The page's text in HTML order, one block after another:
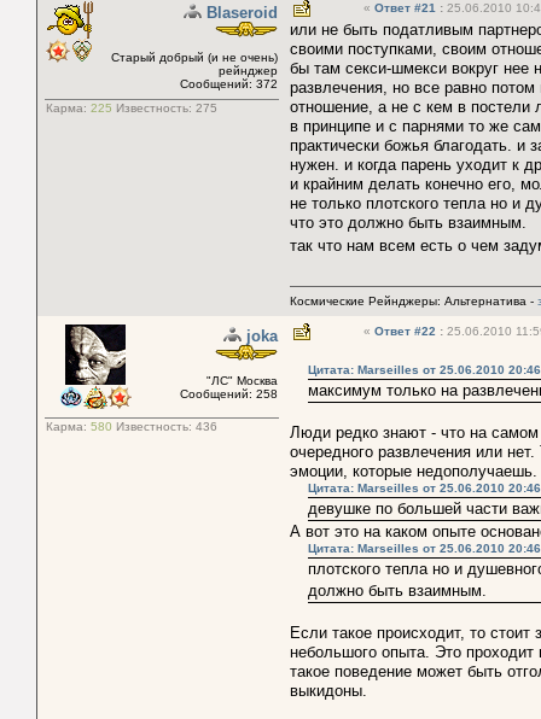
Blaseroid
Старый добрый (и не очень)
рейнджер
Сообщений: 372
Карма: 225 Известность: 275
« Ответ #21 : 25.06.2010
или не быть податливым
своими поступками, своим
бы там секси-шмекси вокруг нее
развлечения, но все равно
отношение, а не с кем в постели
в принципе и с парнями то же
практически божья благодать. и
нужен. и когда парень уходит к
и крайним делать конечно его,
не только плотского тепла но и
что это должно быть взаимным.
так что нам всем есть о чем
Космические Рейнджеры: Альтернатива -
joka
"ЛС" Москва
Сообщений: 258
Карма: 580 Известность: 436
« Ответ #22 : 25.06.2010
Цитата: Marseilles от 25.06.2010
максимум только на
Люди редко знают - что на самом
очередного развлечения или
эмоции, которые недополучаешь.
Цитата: Marseilles от 25.06.2010
девушке по большей части
А вот это на каком опыте
Цитата: Marseilles от 25.06.2010
плотского тепла но и
должно быть взаимным.
Если такое происходит, то
небольшого опыта. Это
такое поведение может быть
выкидоны.